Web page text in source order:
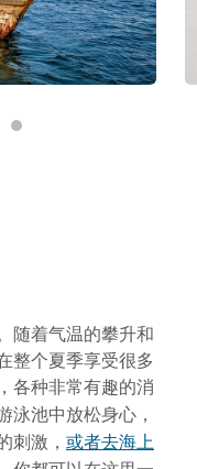
随着气温的攀升和
整个夏季享受很多
各种非常有趣的消
泳池中放松身心，
刺激， 或者去海上